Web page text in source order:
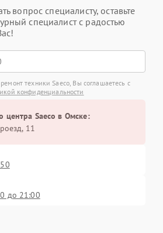
вопрос специалисту, оставьте
специалист с радостью
техники Saeco, Вы соглашаетесь с
конфиденциальности
центра Saeco в Омске:
11
до 21:00